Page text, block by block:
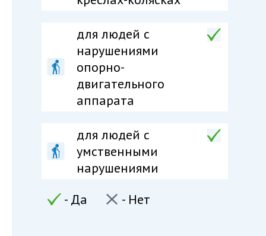
для людей c
нарушениями
опорно-
двигательного
аппарата
для людей c
умственными
нарушениями
- Да
- Нет